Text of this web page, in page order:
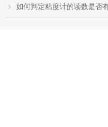
ꁇ 如何判定粘度计的读数是否